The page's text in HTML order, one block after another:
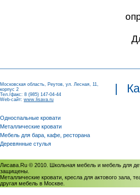
Московская область, Реутов, ул. Лесная, 11,
корпус 2
Тел./факс: 8 (985) 147-04-44
Web-сайт: www.lisava.ru
|
Односпальные кровати
Металлические кровати
Мебель для бара, кафе, ресторана
Деревянные стулья
Лисава.Ru © 2010. Школьная мебель и мебель для
защищены.
Металлические кровати, кресла для актового зала,
другая мебель в Москве.
Политика использования cookies/Соглашение на